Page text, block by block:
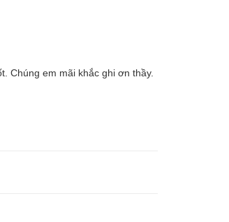
Chúng em mãi khắc ghi ơn thầy.